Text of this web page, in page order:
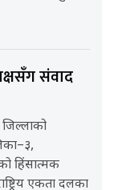
संवाद
हिंसात्मक
एकता दलका